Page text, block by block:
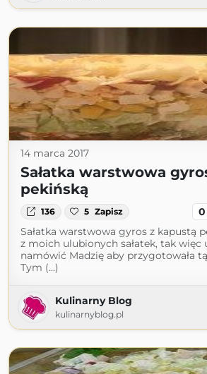
14 marca 2017
Sałatka warstwowa
pekińską
136 5 Zapisz 0
Sałatka warstwowa gyros z kapustą
z moich ulubionych sałatek, tak więc
namówić Madzię aby przygotowała tą
Tym (...)
Kulinarny Blog
kulinarnyblog.pl